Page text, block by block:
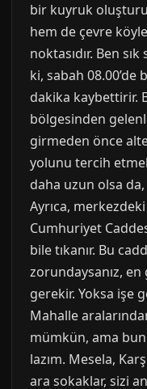
bir kuyruk
hem de çevre
noktasıdır. Ben
ki, sabah
dakika kaybettirir.
bölgesinden
girmeden önce
yolunu tercih
daha uzun olsa
Ayrıca,
Cumhuriyet
bile tıkanır. Bu
zorundaysanız, en
gerekir. Yoksa işe
Mahalle
mümkün, ama
lazım. Mesela,
ara sokaklar, sizi